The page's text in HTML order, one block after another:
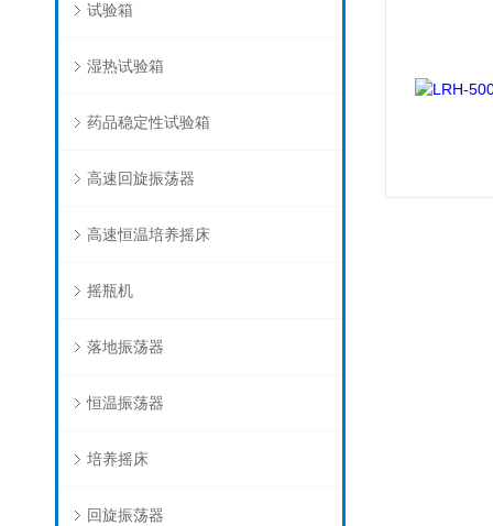
试验箱
湿热试验箱
药品稳定性试验箱
高速回旋振荡器
高速恒温培养摇床
摇瓶机
落地振荡器
恒温振荡器
培养摇床
回旋振荡器